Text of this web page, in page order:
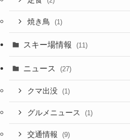
焼き鳥 (1)
スキー場情報 (11)
ニュース (27)
クマ出没 (1)
グルメニュース (1)
交通情報 (9)